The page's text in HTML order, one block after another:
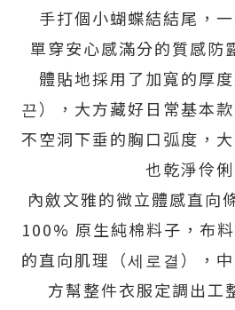
手打個小蝴蝶結結尾，
單穿安心感滿分的質感防
體貼地採用了加寬的厚
끈），大方藏好日常基本
不空洞下垂的胸口弧度，
也乾淨伶俐
內斂文雅的微立體感直向
100% 原生純棉料子，布
的直向肌理（세로결），
方幫整件衣服定調出工